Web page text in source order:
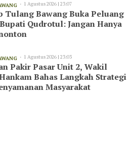
1 Agustus 2026 | 23:07
Tulang Bawang Buka Peluang
Qudrotul: Jangan Hanya
1 Agustus 2026 | 23:03
Pakir Pasar Unit 2, Wakil
Bahas Langkah Strategi
Masyarakat